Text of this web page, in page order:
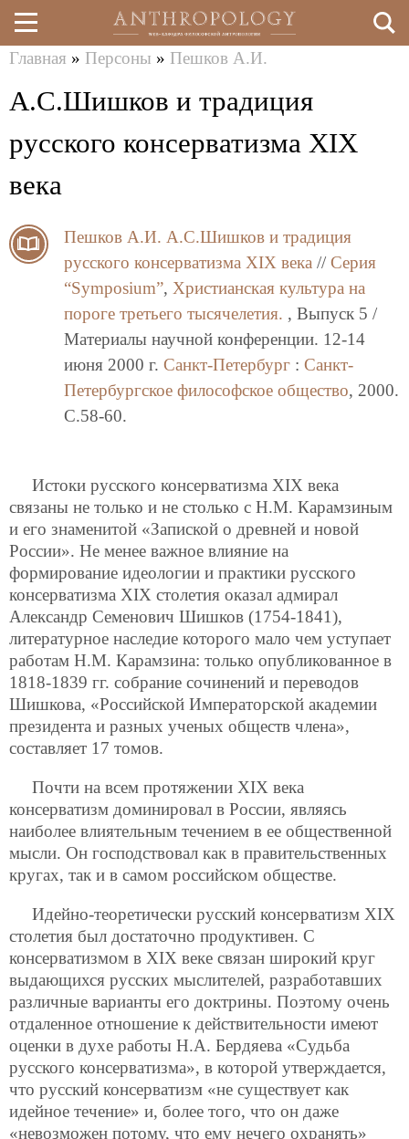
Перейти
к
здесь
Главная » Персоны » Пешков А.И.
А.С.Шишков и традиция
русского консерватизма ХIХ
века
Пешков А.И. А.С.Шишков и традиция
русского консерватизма ХIХ века // Серия
“Symposium”, Христианская культура на
пороге третьего тысячелетия. , Выпуск 5 /
Материалы научной конференции. 12-14
июня 2000 г. Санкт-Петербург : Санкт-
Петербургское философское общество, 2000.
C.58-60.
Истоки русского консерватизма ХIХ века
связаны не только и не столько с Н.М. Карамзиным
и его знаменитой «Запиской о древней и новой
России». Не менее важное влияние на
формирование идеологии и практики русского
консерватизма ХIХ столетия оказал адмирал
Александр Семенович Шишков (1754-1841),
литературное наследие которого мало чем уступает
работам Н.М. Карамзина: только опубликованное в
1818-1839 гг. собрание сочинений и переводов
Шишкова, «Российской Императорской академии
президента и разных ученых обществ члена»,
составляет 17 томов.
Почти на всем протяжении ХIХ века
консерватизм доминировал в России, являясь
наиболее влиятельным течением в ее общественной
мысли. Он господствовал как в правительственных
кругах, так и в самом российском обществе.
Идейно-теоретически русский консерватизм ХIХ
столетия был достаточно продуктивен. С
консерватизмом в ХIХ веке связан широкий круг
выдающихся русских мыслителей, разработавших
различные варианты его доктрины. Поэтому очень
отдаленное отношение к действительности имеют
оценки в духе работы Н.А. Бердяева «Судьба
русского консерватизма», в которой утверждается,
что русский консерватизм «не существует как
идейное течение» и, более того, что он даже
«невозможен потому, что ему нечего охранять»